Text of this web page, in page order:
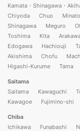
Kamata・Shinagawa・
Chiyoda
Chuo Minato
Shinagawa
Meguro
Toshima
Kita
Edogawa
Hachiouji
Akishima
Chofu
Higashi-Kurume
Tama
Saitama
Saitama
Kawaguchi
Kawagoe
Fujimino-shi
Chiba
Ichikawa
Funabashi